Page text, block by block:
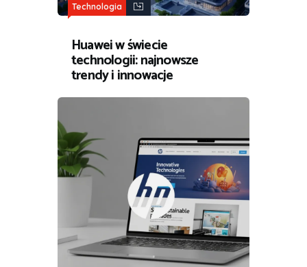
Technologia
Huawei w świecie
technologii: najnowsze
trendy i innowacje